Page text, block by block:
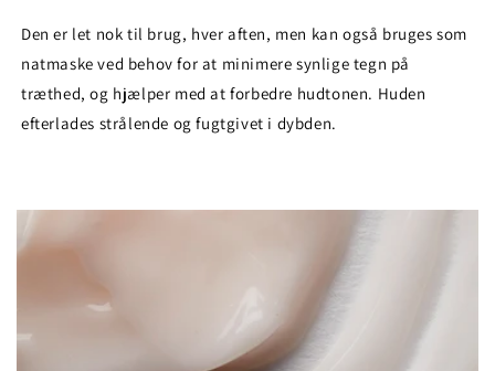
Den er let nok til brug, hver aften, men kan også bruges som
natmaske ved behov for at minimere synlige tegn på
træthed, og hjælper med at forbedre hudtonen. Huden
efterlades strålende og fugtgivet i dybden.